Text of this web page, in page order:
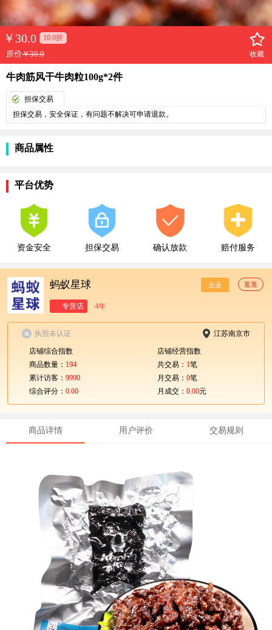
￥ 30.0 10.0折
原价￥30.0 收藏
牛肉筋风干牛肉粒100g*2件
担保交易
担保交易，安全保证，有问题不解决可申请退款。
商品属性
平台优势
资金安全 担保交易 确认放款 赔付服务
蚂蚁星球 企业 逛逛
专营店 4年
执照未认证 江苏南京市
店铺综合指数
商品数量： 194
累计访客： 9990
综合评分： 0.00
店铺经营指数
共交易： 1笔
月交易： 0笔
月成交： 0.00元
商品详情 用户评价 交易规则